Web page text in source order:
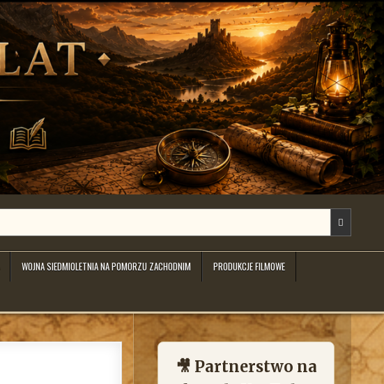
WOJNA SIEDMIOLETNIA NA POMORZU ZACHODNIM PRODUKCJE FILMOWE
🎥 Partnerstwo na